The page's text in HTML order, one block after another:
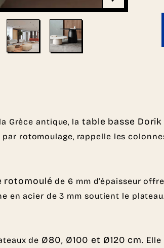
Grèce antique, la table basse Dorik
rotomoulage, rappelle les
rotomoulé de 6 mm d’épaisseur
en acier de 3 mm soutient le
de Ø80, Ø100 et Ø120 cm.